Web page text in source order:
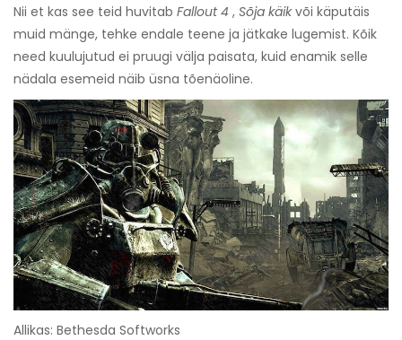
Nii et kas see teid huvitab Fallout 4 , Sõja käikvõi käputäis
muid mänge, tehke endale teene ja jätkake lugemist. Kõik
need kuulujutud ei pruugi välja paisata, kuid enamik selle
nädala esemeid näib üsna tõenäoline.
Allikas: Bethesda Softworks